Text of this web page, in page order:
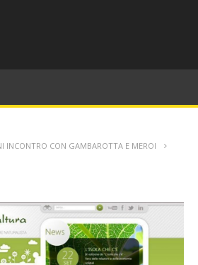
INCONTRO CON GAMBAROTTA E MEROI